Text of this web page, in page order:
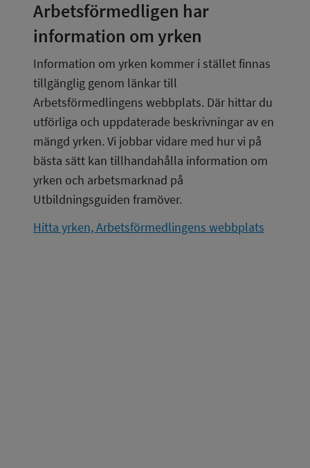
Arbetsförmedligen har
information om yrken
Information om yrken kommer i stället finnas
tillgänglig genom länkar till
Arbetsförmedlingens webbplats. Där hittar du
utförliga och uppdaterade beskrivningar av en
mängd yrken. Vi jobbar vidare med hur vi på
bästa sätt kan tillhandahålla information om
yrken och arbetsmarknad på
Utbildningsguiden framöver.
Hitta yrken, Arbetsförmedlingens webbplats